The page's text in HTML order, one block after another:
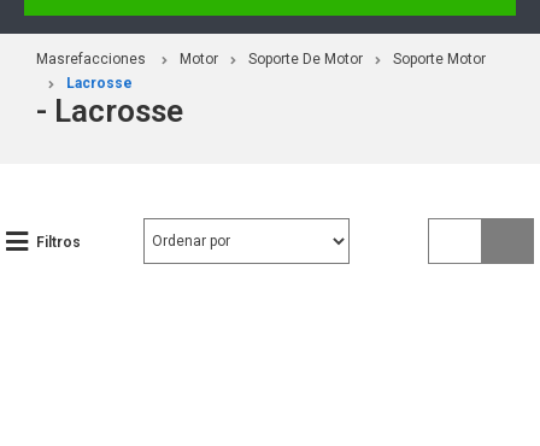
Masrefacciones Motor Soporte De Motor
Soporte Motor
Lacrosse
- Lacrosse
Filtros